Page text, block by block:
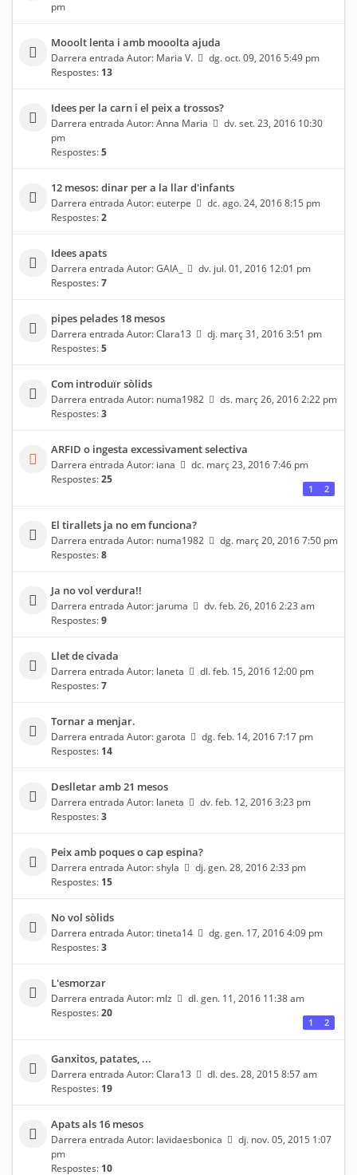
pm
Mooolt lenta i amb mooolta ajuda
Darrera entrada Autor: Maria V.
dg. oct. 09, 2016 5:49 pm
Respostes: 13
Idees per la carn i el peix a trossos?
Darrera entrada Autor:Anna Maria
dv. set. 23, 2016 10:30
pm
Respostes:5
12 mesos: dinar per a la llar d'infants
Darrera entrada Autor:euterpe
dc. ago. 24, 2016 8:15 pm
Respostes:2
Idees apats
Darrera entrada Autor:GAIA_
dv. jul. 01, 2016 12:01 pm
Respostes:7
pipes pelades 18 mesos
Darrera entrada Autor:Clara13
dj. març 31, 2016 3:51 pm
Respostes:5
Com introduïr sòlids
Darrera entrada Autor: numa1982
ds. març 26, 2016 2:22 pm
Respostes:3
ARFID o ingesta excessivament selectiva
Darrera entrada Autor: iana
dc. març 23, 2016 7:46 pm
Respostes:25
1 2
El tirallets ja no em funciona?
Darrera entrada Autor: numa1982
dg. març 20, 2016 7:50 pm
Respostes:8
Ja no vol verdura!!
Darrera entrada Autor: jaruma
dv. feb. 26, 2016 2:23 am
Respostes:9
Llet de civada
Darrera entrada Autor: laneta
dl. feb. 15, 2016 12:00 pm
Respostes:7
Tornar a menjar.
Darrera entrada Autor:garota
dg. feb. 14, 2016 7:17 pm
Respostes: 14
Deslletar amb 21 mesos
Darrera entrada Autor: laneta
dv. feb. 12, 2016 3:23 pm
Respostes:3
Peix amb poques o cap espina?
Darrera entrada Autor:shyla
dj. gen. 28, 2016 2:33 pm
Respostes: 15
No vol sòlids
Darrera entrada Autor:tineta14
dg. gen. 17, 2016 4:09 pm
Respostes:3
L'esmorzar
Darrera entrada Autor: mlz
dl. gen. 11, 2016 11:38 am
Respostes:20
1 2
Ganxitos, patates, ...
Darrera entrada Autor:Clara13
dl. des. 28, 2015 8:57 am
Respostes: 19
Apats als 16 mesos
Darrera entrada Autor: lavidaesbonica
dj. nov. 05, 2015 1:07
pm
Respostes: 10